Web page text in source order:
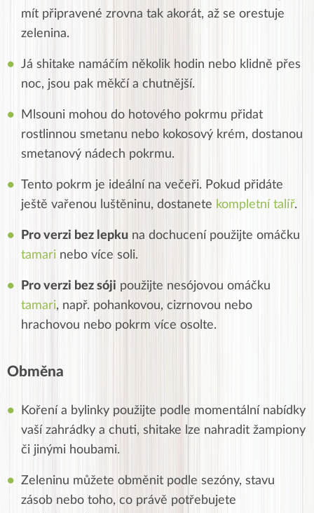
mít připravené zrovna tak akorát, až se orestuje
zelenina.
Já shitake namáčím několik hodin nebo klidně přes
noc, jsou pak měkčí a chutnější.
Mlsouni mohou do hotového pokrmu přidat
rostlinnou smetanu nebo kokosový krém, dostanou
smetanový nádech pokrmu.
Tento pokrm je ideální na večeři. Pokud přidáte
ještě vařenou luštěninu, dostanete kompletní talíř.
Pro verzi bez lepku na dochucení použijte omáčku
tamari nebo více soli.
Pro verzi bez sóji použijte nesójovou omáčku
tamari, např. pohankovou, cizrnovou nebo
hrachovou nebo pokrm více osolte.
Obměna
Koření a bylinky použijte podle momentální nabídky
vaší zahrádky a chuti, shitake lze nahradit žampiony
či jinými houbami.
Zeleninu můžete obměnit podle sezóny, stavu
zásob nebo toho, co právě potřebujete